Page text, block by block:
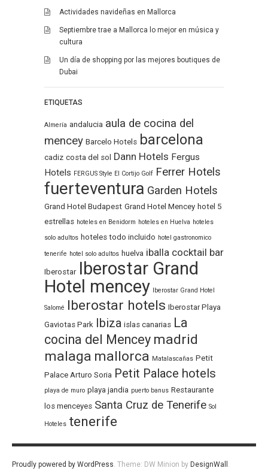
Actividades navideñas en Mallorca
Septiembre trae a Mallorca lo mejor en música y
cultura
Un día de shopping por las mejores boutiques de
Dubai
ETIQUETAS
Almería andalucia aula de cocina del
mencey Barcelo Hotels barcelona
cadiz costa del sol Dann Hotels Fergus
Hotels FERGUS Style El Cortijo Golf Ferrer Hotels
fuerteventura Garden Hotels
Grand Hotel Budapest Grand Hotel Mencey hotel 5
estrellas hoteles en Benidorm hoteles en Huelva hoteles
solo adultos hoteles todo incluido hotel gastronomico
tenerife hotel solo adultos huelva iballa cocktail bar
Iberostar Iberostar Grand
Hotel mencey Iberostar Grand Hotel
Salomé Iberostar hotels Iberostar Playa
Gaviotas Park Ibiza islas canarias La
cocina del Mencey madrid
malaga mallorca Matalascañas Petit
Palace Arturo Soria Petit Palace hotels
playa de muro playa jandia puerto banus Restaurante
los menceyes Santa Cruz de Tenerife Sol
Hoteles tenerife
Proudly powered by WordPress Theme: DW Minion by DesignWall